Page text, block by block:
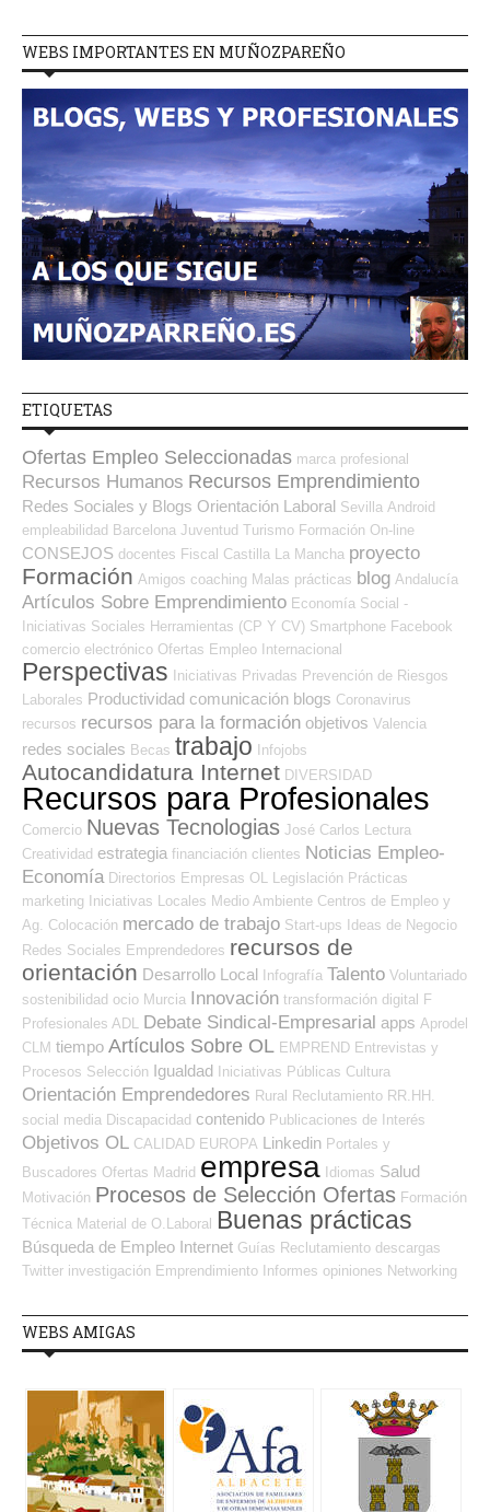
WEBS IMPORTANTES EN MUÑOZPAREÑO
ETIQUETAS
Ofertas Empleo Seleccionadas marca profesional
Recursos Humanos Recursos Emprendimiento
Redes Sociales y Blogs Orientación Laboral Sevilla Android
empleabilidad Barcelona Juventud Turismo Formación On-line
CONSEJOS docentes Fiscal Castilla La Mancha proyecto
Formación Amigos coaching Malas prácticas blog Andalucía
Artículos Sobre Emprendimiento Economía Social -
Iniciativas Sociales Herramientas (CP Y CV) Smartphone Facebook
comercio electrónico Ofertas Empleo Internacional
Perspectivas Iniciativas Privadas Prevención de Riesgos
Laborales Productividad comunicación blogs Coronavirus
recursos recursos para la formación objetivos Valencia
redes sociales Becas trabajo Infojobs
Autocandidatura Internet DIVERSIDAD
Recursos para Profesionales
Comercio Nuevas Tecnologias José Carlos Lectura
Creatividad estrategia financiación clientes Noticias Empleo-
Economía Directorios Empresas OL Legislación Prácticas
marketing
Iniciativas Locales Medio Ambiente Centros de Empleo y
Ag. Colocación mercado de trabajo Start-ups
Ideas de Negocio
Redes Sociales Emprendedores recursos de
orientación Desarrollo Local Infografía Talento Voluntariado
sostenibilidad ocio Murcia Innovación transformación digital F
Profesionales ADL Debate Sindical-Empresarial apps Aprodel
CLM tiempo Artículos Sobre OL EMPREND Entrevistas y
Procesos Selección Igualdad Iniciativas Públicas Cultura
Orientación Emprendedores Rural Reclutamiento RR.HH.
social media Discapacidad contenido Publicaciones de Interés
Objetivos OL CALIDAD EUROPA Linkedin Portales y
Buscadores Ofertas Madrid empresa Idiomas Salud
Motivación Procesos de Selección Ofertas Formación
Técnica Material de O.Laboral Buenas prácticas
Búsqueda de Empleo Internet Guías Reclutamiento descargas
Twitter investigación Emprendimiento Informes opiniones Networking
WEBS AMIGAS